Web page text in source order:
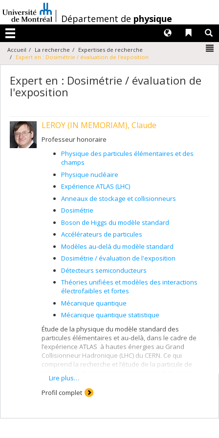
au
contenu
/Département de physique
Menu
Liens
Langues
Accueil La recherche
Expertises de recherche
Expert en : Dosimétrie / évaluation de l'exposition
Expert en : Dosimétrie / évaluation de
l'exposition
LEROY (IN MEMORIAM), Claude
Professeur honoraire
Physique des particules élémentaires et des
champs
Physique nucléaire
Expérience ATLAS (LHC)
Anneaux de stockage et collisionneurs
Dosimétrie
Boson de Higgs du modèle standard
Accélérateurs de particules
Modèles au-delà du modèle standard
Dosimétrie / évaluation de l'exposition
Détecteurs semiconducteurs
Théories unifiées et modèles des interactions
électrofaibles et fortes
Mécanique quantique
Mécanique quantique statistique
Étude de la physique du modèle standard des
particules élémentaires et au-delà, dans le cadre de
l’expérience ATLAS à hautes énergies au Grand
Collisionneur Hadronique (LHC) du CERN. Ce qui
comprend la recherche et l’étude de la particule de
physique nouvelle se manifestant dans les collisions à
hautes énergies produites par le LHC. Étude du champ
de radiation produit dans le détecteur ATLAS et de ses
silicium à pixels Medipix et Timepix (ATLAS-MPX et
Lire plus…
Profil complet